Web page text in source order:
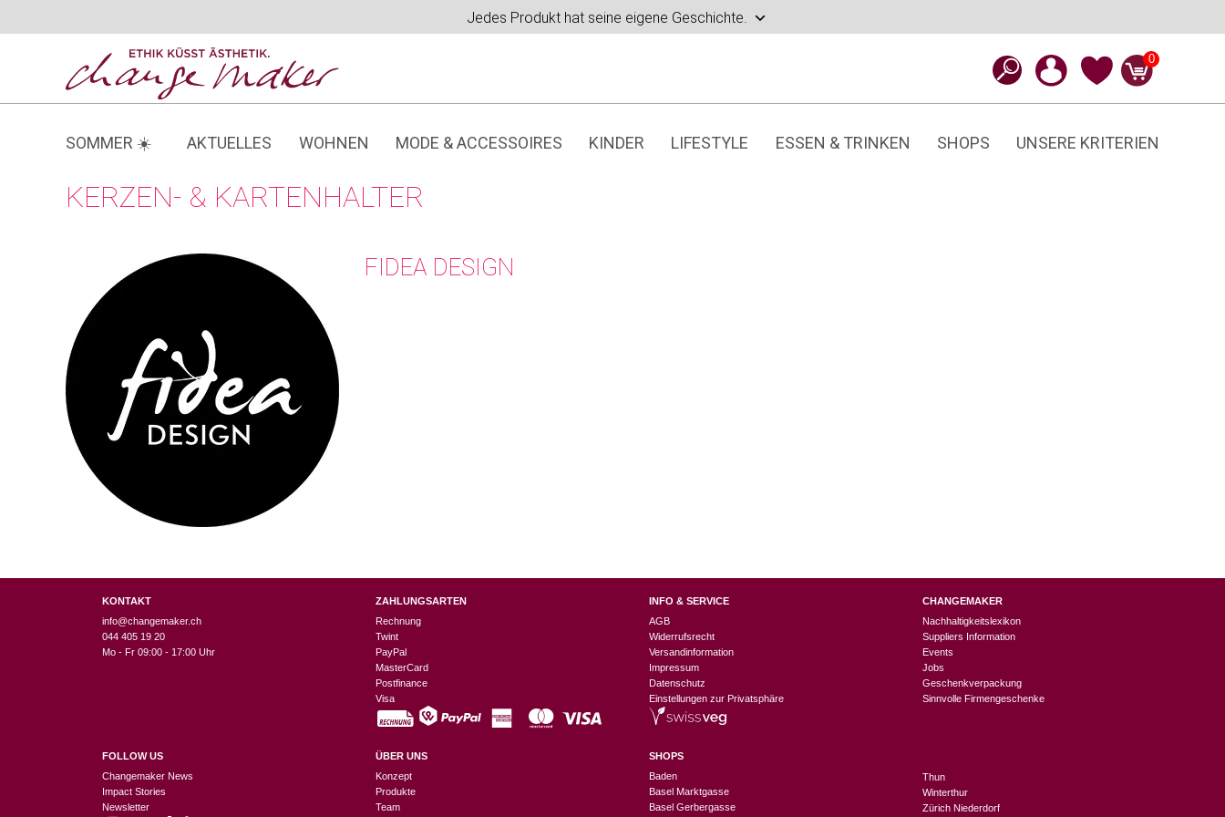
Jedes Produkt hat seine eigene Geschichte.
0
SOMMER ☀️ AKTUELLES WOHNEN MODE & ACCESSOIRES KINDER LIFESTYLE ESSEN & TRINKEN SHOPS UNSERE KRITERIEN
KERZEN- & KARTENHALTER
FIDEA DESIGN
KONTAKT
info@changemaker.ch
044 405 19 20
Mo - Fr 09:00 - 17:00 Uhr
FOLLOW US
Changemaker News
Impact Stories
Newsletter
ZAHLUNGSARTEN
Rechnung
Twint
PayPal
MasterCard
Postfinance
Visa
ÜBER UNS
Konzept
Produkte
Team
INFO & SERVICE
AGB
Widerrufsrecht
Versandinformation
Impressum
Datenschutz
Einstellungen zur Privatsphäre
SHOPS
Baden
Basel Marktgasse
Basel Gerbergasse
CHANGEMAKER
Nachhaltigkeitslexikon
Suppliers Information
Events
Jobs
Geschenkverpackung
Sinnvolle Firmengeschenke
Thun
Winterthur
Zürich Niederdorf